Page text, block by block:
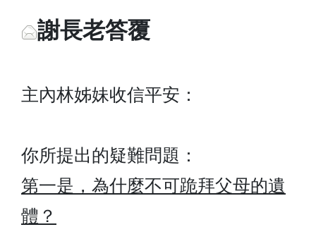
謝長老答覆
主內林姊妹收信平安：
你所提出的疑難問題：
第一是，為什麼不可跪拜父母的遺
體？